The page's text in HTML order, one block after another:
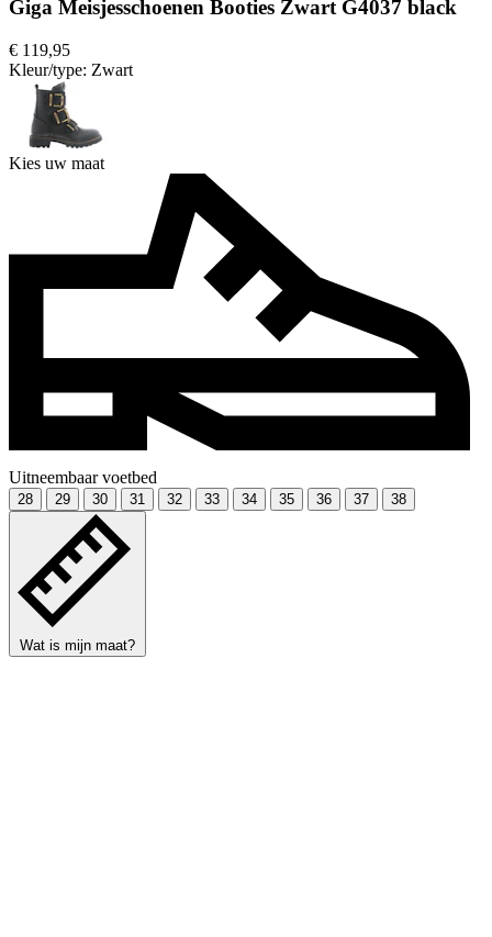
Giga Meisjesschoenen Booties Zwart G4037 black
€ 119,95
Kleur/type: Zwart
Kies uw maat
Uitneembaar voetbed
28 29 30 31 32 33 34 35 36 37 38
Wat is mijn maat?